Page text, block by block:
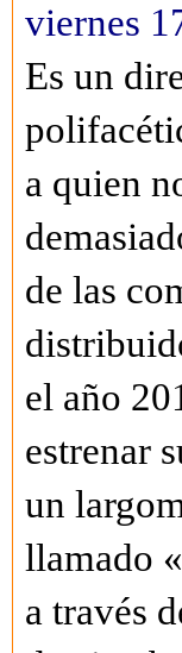
viernes
Es un
a quien
de las
el año
estrenar
un
llamado
a través